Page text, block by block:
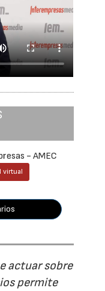
- AMEC
virtual
actuar sobre
permite